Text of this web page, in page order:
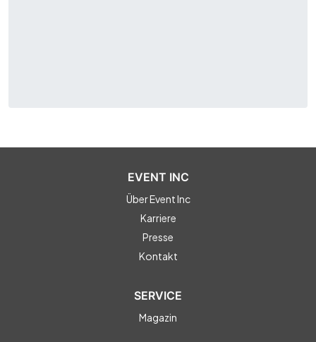
EVENT INC
Über Event Inc
Karriere
Presse
Kontakt
SERVICE
Magazin